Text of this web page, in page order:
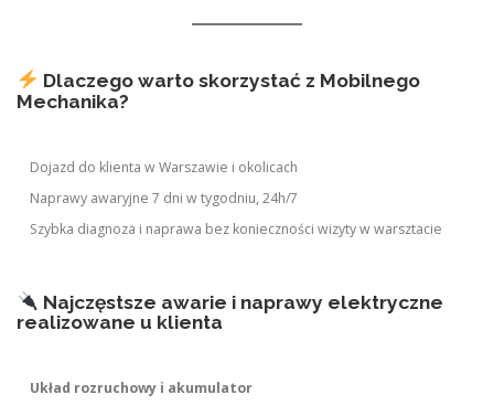
Dlaczego warto skorzystać z Mobilnego
Mechanika?
Dojazd do klienta w Warszawie i okolicach
Naprawy awaryjne 7 dni w tygodniu, 24h/7
Szybka diagnoza i naprawa bez konieczności wizyty w warsztacie
Najczęstsze awarie i naprawy elektryczne
realizowane u klienta
Układ rozruchowy i akumulator